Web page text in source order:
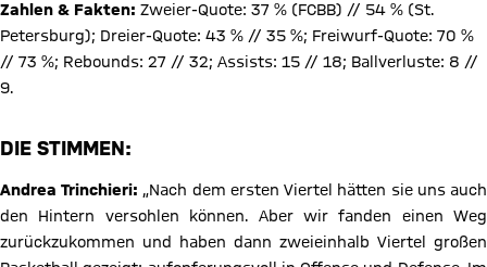
Zahlen & Fakten: Zweier-Quote: 37 % (FCBB) // 54 % (St.
Petersburg); Dreier-Quote: 43 % // 35 %; Freiwurf-Quote: 70 %
// 73 %; Rebounds: 27 // 32; Assists: 15 // 18; Ballverluste: 8 //
9.
DIE STIMMEN:
Andrea Trinchieri: „Nach dem ersten Viertel hätten sie uns auch
den Hintern versohlen können. Aber wir fanden einen Weg
zurückzukommen und haben dann zweieinhalb Viertel großen